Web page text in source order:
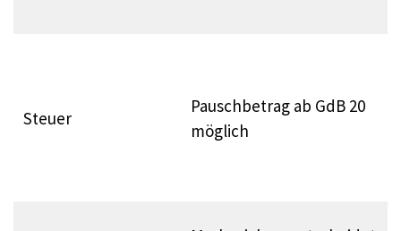
Steuer
Pauschbetrag ab GdB 20
möglich